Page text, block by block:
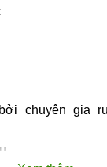
chuyên gia